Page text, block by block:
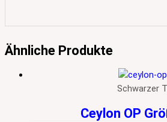
Ähnliche Produkte
Schwarzer
Ceylon OP